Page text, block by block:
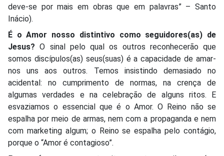
deve-se por mais em obras que em palavras” – Santo
Inácio).
É o Amor nosso distintivo como seguidores(as) de
Jesus? O sinal pelo qual os outros reconhecerão que
somos discípulos(as) seus(suas) é a capacidade de amar-
nos uns aos outros. Temos insistindo demasiado no
acidental: no cumprimento de normas, na crença de
algumas verdades e na celebração de alguns ritos. E
esvaziamos o essencial que é o Amor. O Reino não se
espalha por meio de armas, nem com a propaganda e nem
com marketing algum; o Reino se espalha pelo contágio,
porque o “Amor é contagioso”.